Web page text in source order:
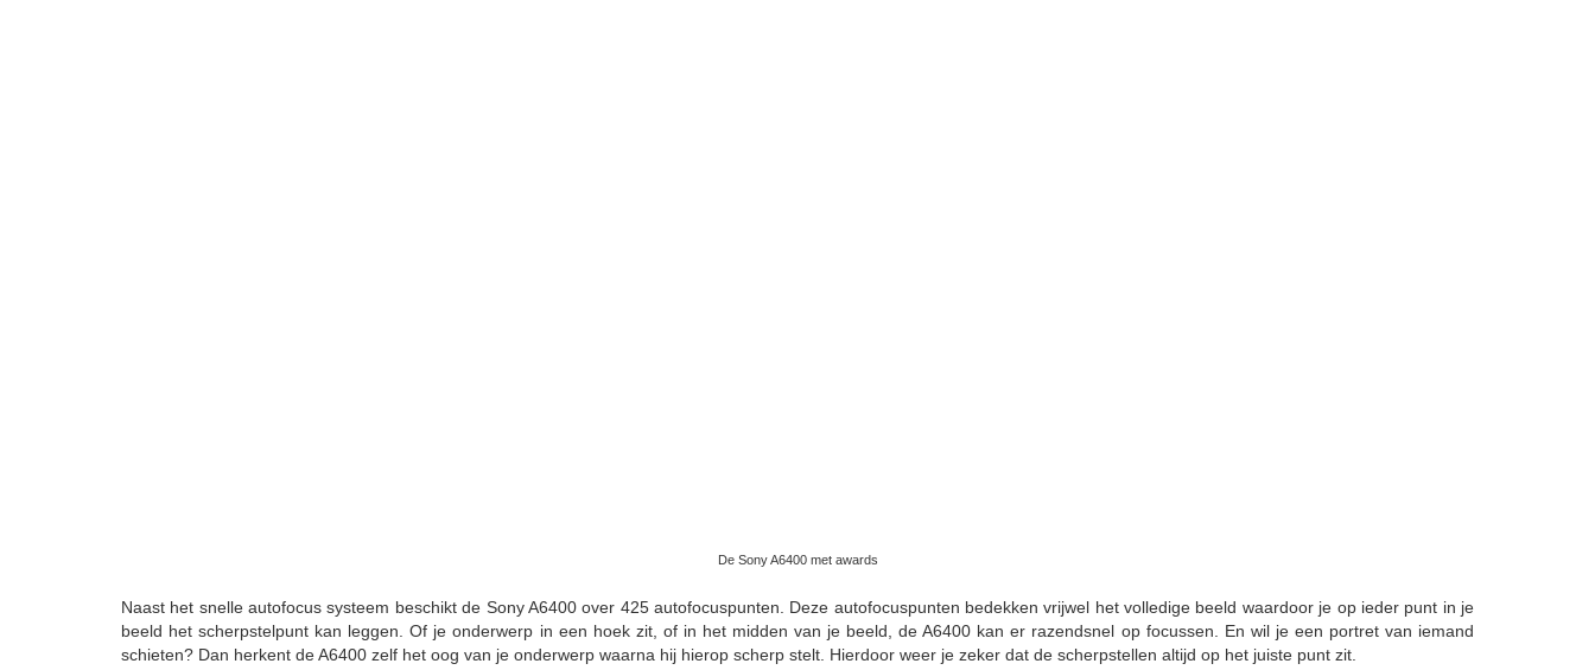
De Sony A6400 met awards
Naast het snelle autofocus systeem beschikt de Sony A6400 over 425 autofocuspunten. Deze autofocuspunten bedekken vrijwel het volledige beeld waardoor je op ieder punt in je
beeld het scherpstelpunt kan leggen. Of je onderwerp in een hoek zit, of in het midden van je beeld, de A6400 kan er razendsnel op focussen. En wil je een portret van iemand
schieten? Dan herkent de A6400 zelf het oog van je onderwerp waarna hij hierop scherp stelt. Hierdoor weer je zeker dat de scherpstellen altijd op het juiste punt zit.